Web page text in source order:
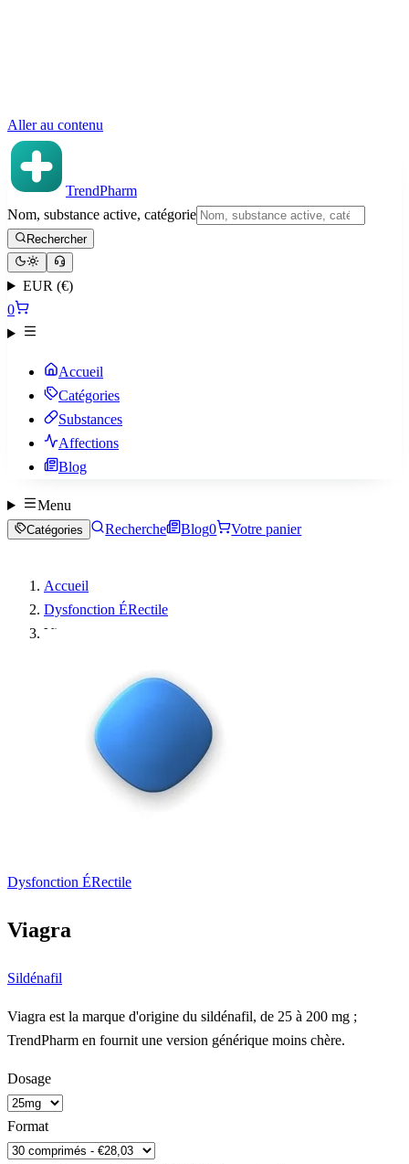
Aller au contenu
TrendPharm
Nom, substance active, catégorie
Rechercher
EUR (€)
0
Accueil
Catégories
Substances
Affections
Blog
Menu
Catégories Recherche Blog0 Votre panier
Accueil
Dysfonction ÉRectile
Viagra
Dysfonction ÉRectile
Viagra
Sildénafil
Viagra est la marque d'origine du sildénafil, de 25 à 200 mg ;
TrendPharm en fournit une version générique moins chère.
Dosage
Format